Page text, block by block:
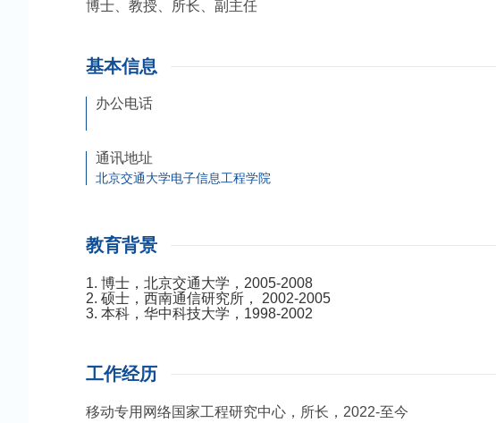
博士、教授、所长、副主任
基本信息
办公电话
通讯地址
北京交通大学电子信息工程学院
教育背景
1. 博士，北京交通大学，2005-2008
2. 硕士，西南通信研究所， 2002-2005
3. 本科，华中科技大学，1998-2002
工作经历
移动专用网络国家工程研究中心， 所长，2022-至今